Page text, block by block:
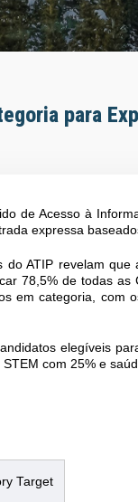
para
de Acesso à
expressa
ATIP revelam
78,5% de todas
em categoria, com
elegíveis
com 25% e
Target